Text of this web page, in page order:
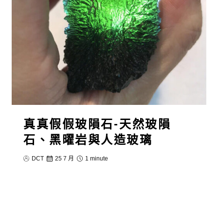
真真假假玻隕石-天然玻隕
石、黑曜岩與人造玻璃
DCT 25 7 月 1 minute